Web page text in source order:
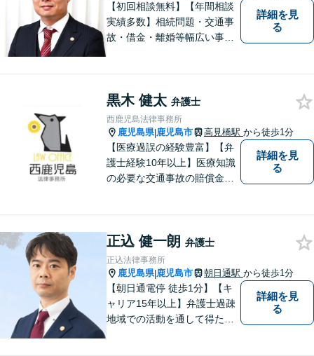
【初回相談無料】【年間相談
実績多数】相続問題・交通事
故・借金・離婚等幅広い事件
す。困ったらすぐにご相談く
ださい。
詳細を見
る
黒木 健太 弁護士
西鹿児島法律事務所
鹿児島県|鹿児島市 高見橋駅 から徒歩1分
【医療過誤の経験豊富】【弁
護士経験10年以上】医療知識
の必要な交通事故の賠償金請
さい。依頼者様との信頼関係
を大切に解決へ向けて尽力い
たします。【休日・夜間対応
可】
詳細を見
る
正込 健一朗 弁護士
正込法律事務所
鹿児島県|鹿児島市 朝日通駅 から徒歩1分
【朝日通電停 徒歩1分】【キ
ャリア15年以上】弁護士過疎
地域での活動を通して得た経
詳細を見
る